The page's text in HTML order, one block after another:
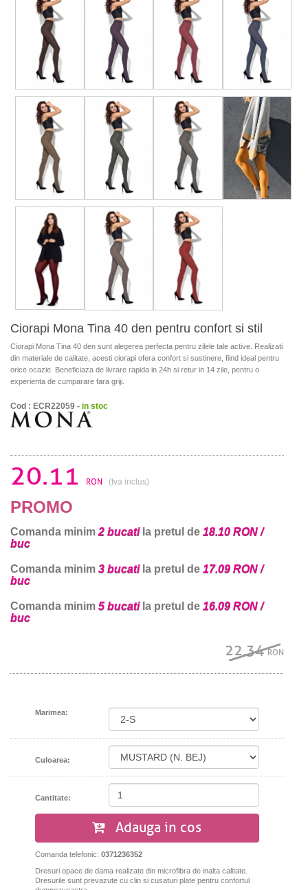
Ciorapi Mona Tina 40 den pentru confort si stil
Ciorapi Mona Tina 40 den sunt alegerea perfecta pentru zilele tale active. Realizati
din materiale de calitate, acesti ciorapi ofera confort si sustinere, fiind ideal pentru
orice ocazie. Beneficiaza de livrare rapida in 24h si retur in 14 zile, pentru o
experienta de cumparare fara griji.
Cod : ECR22059 - in stoc
20.11 RON (tva inclus)
PROMO
Comanda minim 2 bucatila pretul de 18.10 RON /
buc
Comanda minim 3 bucatila pretul de 17.09 RON /
buc
Comanda minim 5 bucatila pretul de 16.09 RON /
buc
22.34RON
Marimea:
Culoarea:
Cantitate:
Adauga in cos
Comanda telefonic: 0371236352
Dresuri opace de dama realizate din microfibra de inalta calitate.
Dresurile sunt prevazute cu clin si cusaturi plate pentru confortul